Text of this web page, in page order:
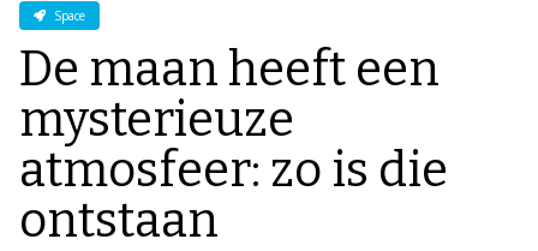
Space
De maan heeft een
mysterieuze
atmosfeer: zo is die
ontstaan